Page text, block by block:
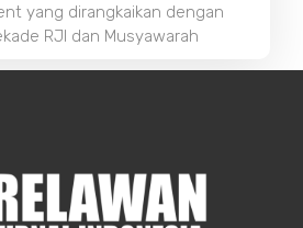
yang dirangkaikan dengan
RJI dan Musyawarah